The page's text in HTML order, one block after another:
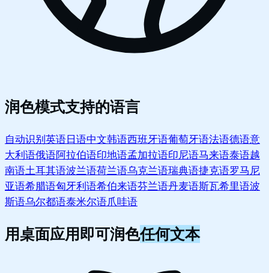
润色模式支持的语言
自动识别英语日语中文韩语西班牙语葡萄牙语法语德语意
大利语俄语阿拉伯语印地语孟加拉语印尼语马来语泰语越
南语土耳其语波兰语荷兰语乌克兰语瑞典语捷克语罗马尼
亚语希腊语匈牙利语希伯来语芬兰语丹麦语斯瓦希里语波
斯语乌尔都语泰米尔语爪哇语
用桌面应用即可润色任何文本